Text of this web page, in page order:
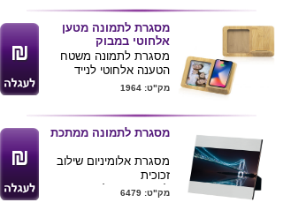
בגודל : 5X7 אינץ' =
13X18 ס"מ
ניתן להדפיס לוגו או
הקדשה ע"ג המסגרת
לתמונה .
מסגרת לתמונה מטען
אלחוטי במבוק
מסגרת לתמונה משטח
הטענה אלחוטי לנייד
עשוי במבוק מידות :
ניתן להדפיס לוגו ע"ג
המוצר .
מק"ט: 1964
מסגרת לתמונה ממתכת
מסגרת אלומיניום שילוב
זכוכית
מק"ט: 6479